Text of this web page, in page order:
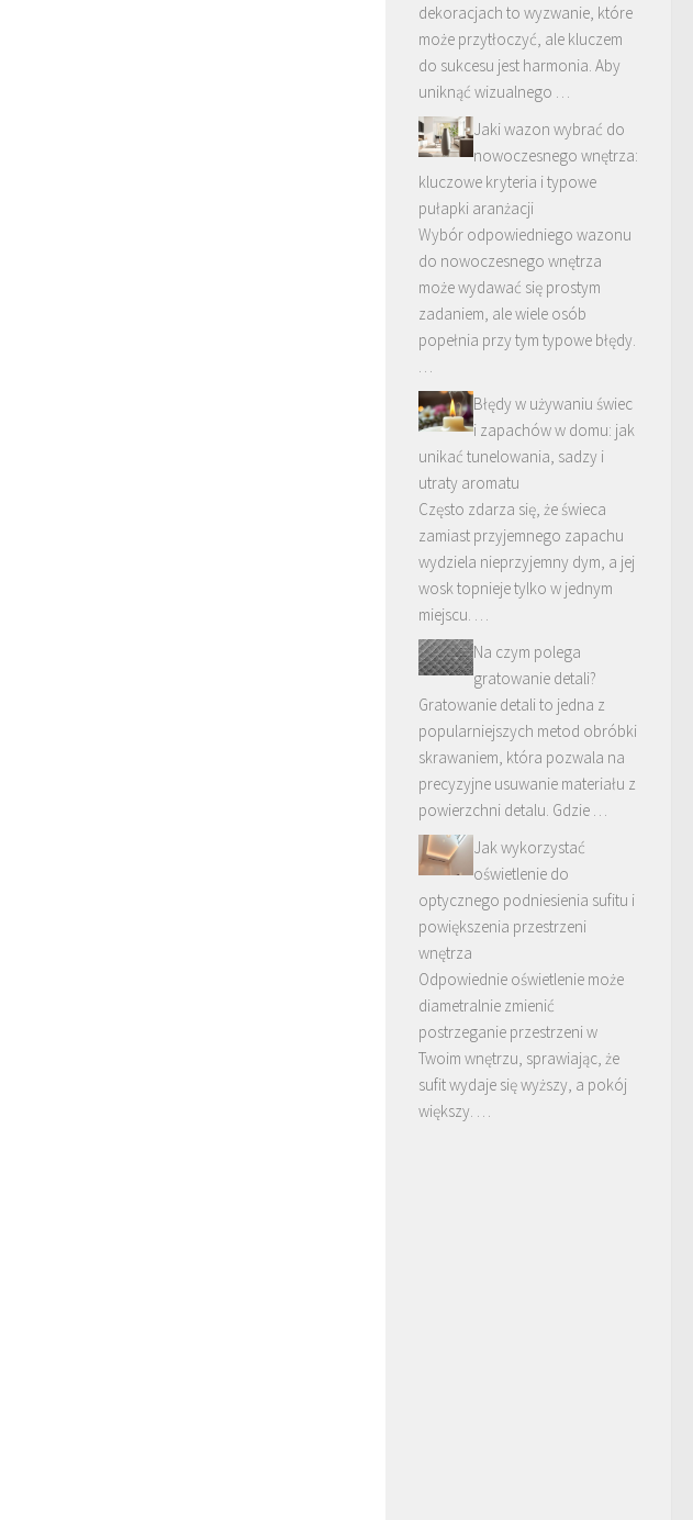
dekoracjach to wyzwanie, które
może przytłoczyć, ale kluczem
do sukcesu jest harmonia. Aby
uniknąć wizualnego …
Jaki wazon wybrać do
nowoczesnego wnętrza:
kluczowe kryteria i typowe
pułapki aranżacji
Wybór odpowiedniego wazonu
do nowoczesnego wnętrza
może wydawać się prostym
zadaniem, ale wiele osób
popełnia przy tym typowe błędy.
…
Błędy w używaniu świec
i zapachów w domu: jak
unikać tunelowania, sadzy i
utraty aromatu
Często zdarza się, że świeca
zamiast przyjemnego zapachu
wydziela nieprzyjemny dym, a jej
wosk topnieje tylko w jednym
miejscu. …
Na czym polega
gratowanie detali?
Gratowanie detali to jedna z
popularniejszych metod obróbki
skrawaniem, która pozwala na
precyzyjne usuwanie materiału z
powierzchni detalu. Gdzie …
Jak wykorzystać
oświetlenie do
optycznego podniesienia sufitu i
powiększenia przestrzeni
wnętrza
Odpowiednie oświetlenie może
diametralnie zmienić
postrzeganie przestrzeni w
Twoim wnętrzu, sprawiając, że
sufit wydaje się wyższy, a pokój
większy. …